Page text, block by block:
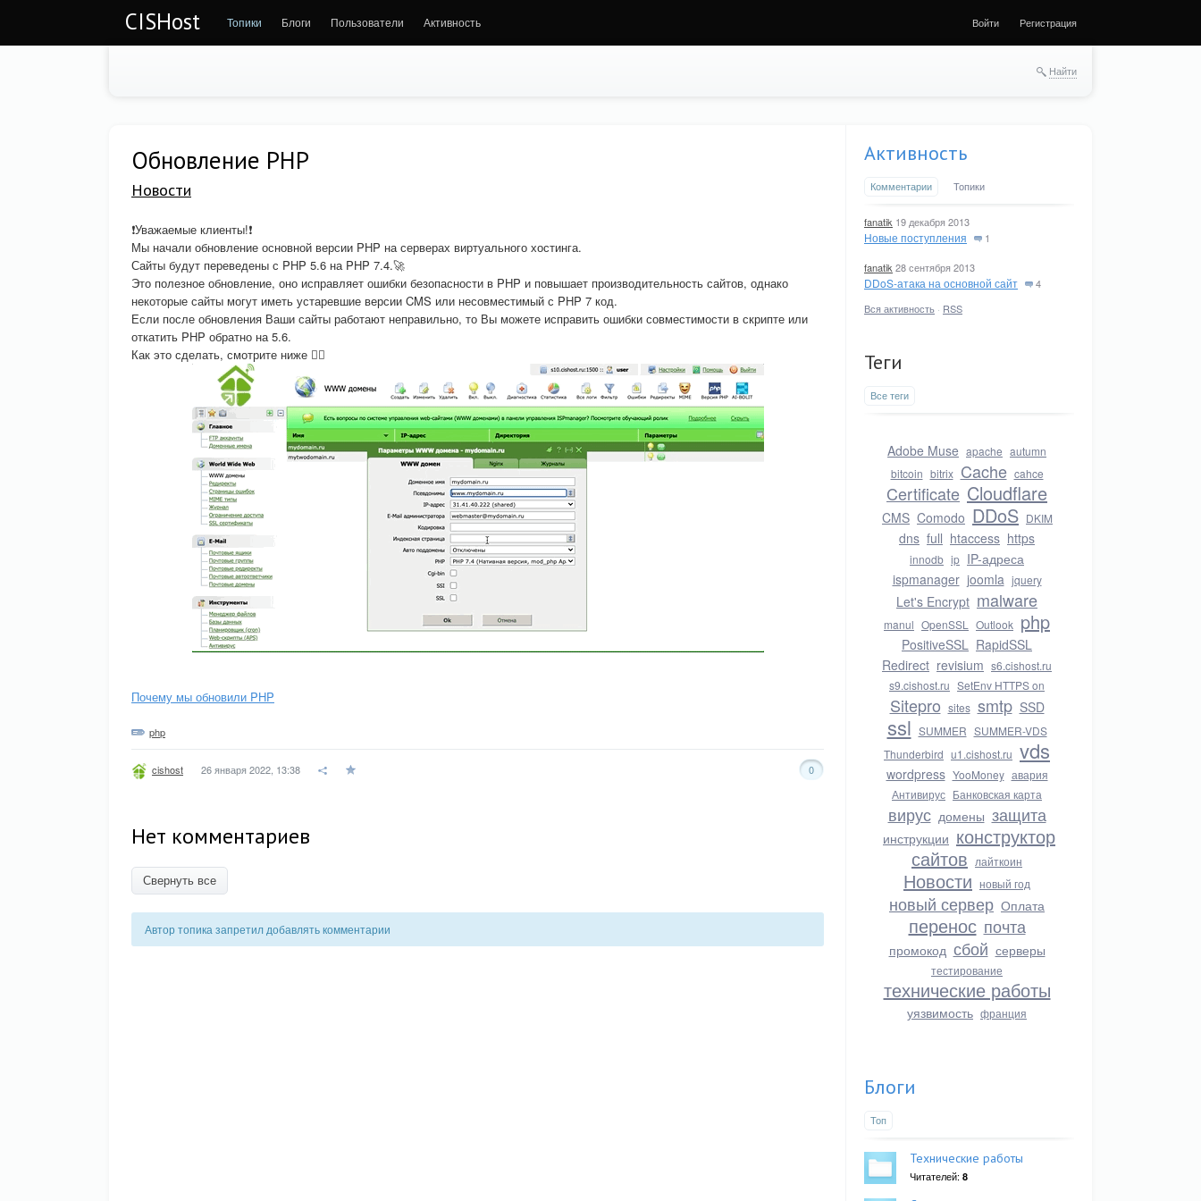
CISHost Топики Блоги Пользователи Активность Войти Регистрация
Найти
Обновление PHP
Новости
❗Уважаемые клиенты!❗
Мы начали обновление основной версии PHP на серверах виртуального хостинга.
Сайты будут переведены с PHP 5.6 на PHP 7.4.🚀
Это полезное обновление, оно исправляет ошибки безопасности в PHP и повышает производительность сайтов, однако
некоторые сайты могут иметь устаревшие версии CMS или несовместимый с PHP 7 код.
Если после обновления Ваши сайты работают неправильно, то Вы можете исправить ошибки совместимости в скрипте или
откатить PHP обратно на 5.6.
Как это сделать, смотрите ниже 👇🏻
Почему мы обновили PHP
php
0
cishost 26 января 2022, 13:38
Нет комментариев
Свернуть все
Автор топика запретил добавлять комментарии
Активность
Комментарии Топики
fanatik 19 декабря 2013
Новые поступления 1
fanatik 28 сентября 2013
DDoS-атака на основной сайт
4
Вся активность · RSS
Теги
Все теги
Adobe Muse apache autumn
bitcoin bitrix Cache cahce
Certificate Cloudflare
CMS Comodo DDoS DKIM
dns full htaccess https
innodb ip IP-адреса
ispmanager joomla jquery
Let's Encrypt malware
manul OpenSSL Outlook php
PositiveSSL RapidSSL
Redirect revisium s6.cishost.ru
s9.cishost.ru SetEnv HTTPS on
Sitepro sites smtp SSD
ssl SUMMER SUMMER-VDS
Thunderbird u1.cishost.ru vds
wordpress YooMoney авария
Антивирус Банковская карта
вирус домены защита
инструкции конструктор
сайтов лайткоин
Новости новый год
новый сервер Оплата
перенос почта
промокод сбой серверы
тестирование
технические работы
уязвимость франция
Блоги
Топ
Технические работы
Читателей: 8